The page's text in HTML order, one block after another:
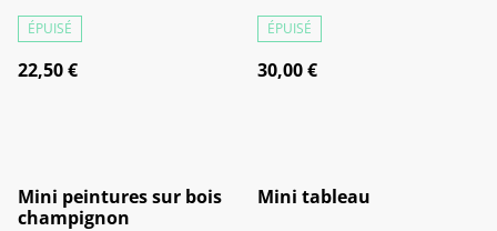
ÉPUISÉ
22,50 €
ÉPUISÉ
30,00 €
Mini peintures sur bois
champignon
Mini tableau